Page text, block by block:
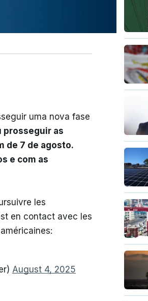
uma nova fase
prosseguir as
de 7 de agosto.
e com as
les
en contact avec les
August 4, 2025